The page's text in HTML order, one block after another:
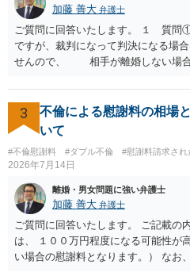
することは認められるのか。 ⇒おそ
取る正当な権利がないのに利益を取
るものかと推察しますので、 貸金返
は現在、収入も不安定で貯金もなく
今年に再婚したが主人はお金に厳し
困難 仮に裁判で敗訴した場合でも、
か。 ⇒判決となり敗訴してしまった
の財産を差し押さえられ、そこから
すが、 和解であれば柔軟な解決が
いにより支払うことも十分可能です
は120万円のみ和解交渉を続けるべ
識を前提にすれば、１００万円も含
れるため、 120万円のみについて交
ます。
加藤 善大 弁護士
ご質問に回答いたします。 １ 質
ですが、裁判になって判決になる場
せんので、 相手が離婚しない場合
するデメリットはありますから（経
反対にご自身が、裁判も辞さずと
に働く可能性は有り得ます。 交渉
が弁護士に依頼しているケースで、
稀であると思います。 通常は、６
ことが多いというのが私の印象で
減額を進めるうえでの交渉材料か
婚しないことは、交渉材料にはなら
ださい。 また、相手夫婦の婚姻関
相手女性が結婚しているとは知らな
が、 ケースバイケースですので、
できるかはよくお考え下さい。
3
不倫による慰謝料の相場
いて
#不倫慰謝料 #ダブル不倫 #慰謝料請求され
2026年7月14日
離婚・男女問題に強い弁護士
加藤 善大 弁護士
ご質問に回答いたします。 ご記載の
は、 １００万円程度になる可能性が
い場合の慰謝料となります。） なお